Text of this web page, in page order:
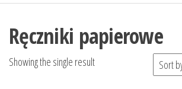
Ręczniki papierowe
Showing the single result